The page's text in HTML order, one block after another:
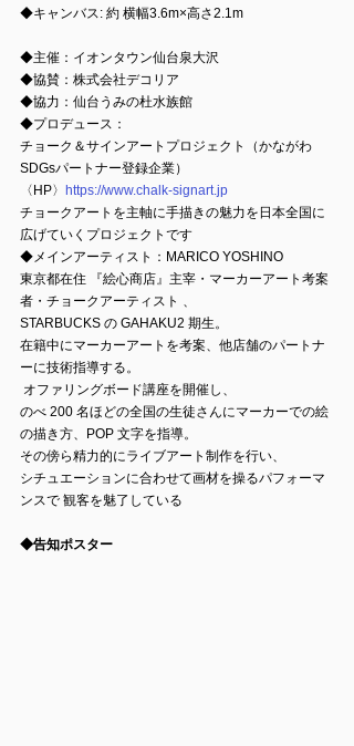
◆キャンバス: 約 横幅3.6m×高さ2.1m
◆主催：イオンタウン仙台泉大沢
◆協賛：株式会社デコリア
◆協力：仙台うみの杜水族館
◆プロデュース：
チョーク＆サインアートプロジェクト（かながわ
SDGsパートナー登録企業）
〈HP〉
https://www.chalk-signart.jp
チョークアートを主軸に手描きの魅力を日本全国に
広げていくプロジェクトです
◆メインアーティスト：MARICO YOSHINO
東京都在住 『絵心商店』主宰・マーカーアート考案
者・チョークアーティスト 、
STARBUCKS の GAHAKU2 期生。
在籍中にマーカーアートを考案、他店舗のパートナ
ーに技術指導する。
オファリングボード講座を開催し、
のべ 200 名ほどの全国の生徒さんにマーカーでの絵
の描き方、POP 文字を指導。
その傍ら精力的にライブアート制作を行い、
シチュエーションに合わせて画材を操るパフォーマ
ンスで 観客を魅了している
◆告知ポスター